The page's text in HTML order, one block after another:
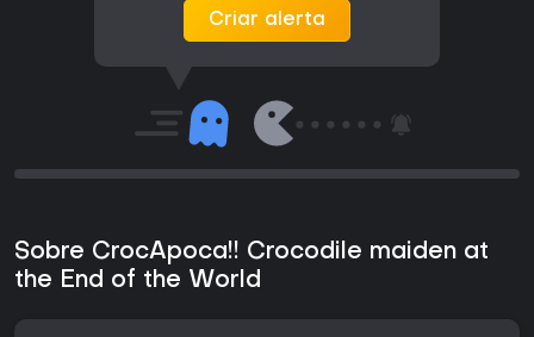
Criar alerta
Sobre CrocApoca!! Crocodile maiden at
the End of the World